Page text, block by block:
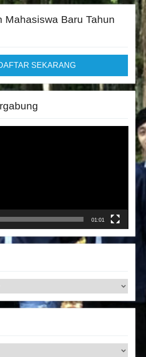
Mahasiswa Baru Tahun
SEKARANG
01:01